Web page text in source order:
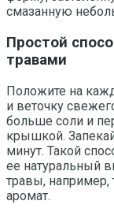
смазанную
Простой
травами
Положите на
и веточку
больше соли и
крышкой.
минут. Такой
ее натуральный
травы, например,
аромат.